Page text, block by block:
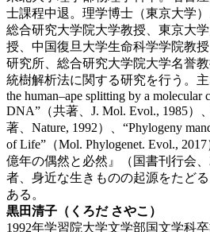
士課程中退。理学博士（東京大学
総合研究大学院大学教授、東京大
授、中国復旦大学生命科学学院教
研究所、総合研究大学院大学名誉
統樹解析法に関する研究を行う。
the human–ape splitting by a molecular
DNA”（共著、J. Mol. Evol., 1985）
著、Nature, 1992）、“Phylogeny
of Life”（Mol. Phylogenet. Evol.,
億年の偶然と必然』（国書刊行会
者、身近な生きものの起源をたど
ある。
黒田清子（くろだ さやこ）
1992年学習院大学文学部国文学科